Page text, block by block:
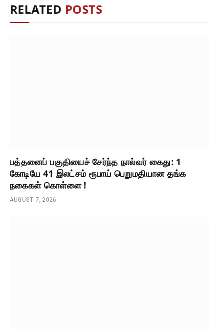
RELATED POSTS
பத்தனைப் பகுதியைச் சேர்ந்த நால்வர் கைது: 1
கோடியே 41 இலட்சம் ரூபாய் பெறுமதியான தங்க
நகைகள் கொள்ளை !
AUGUST 7, 2026